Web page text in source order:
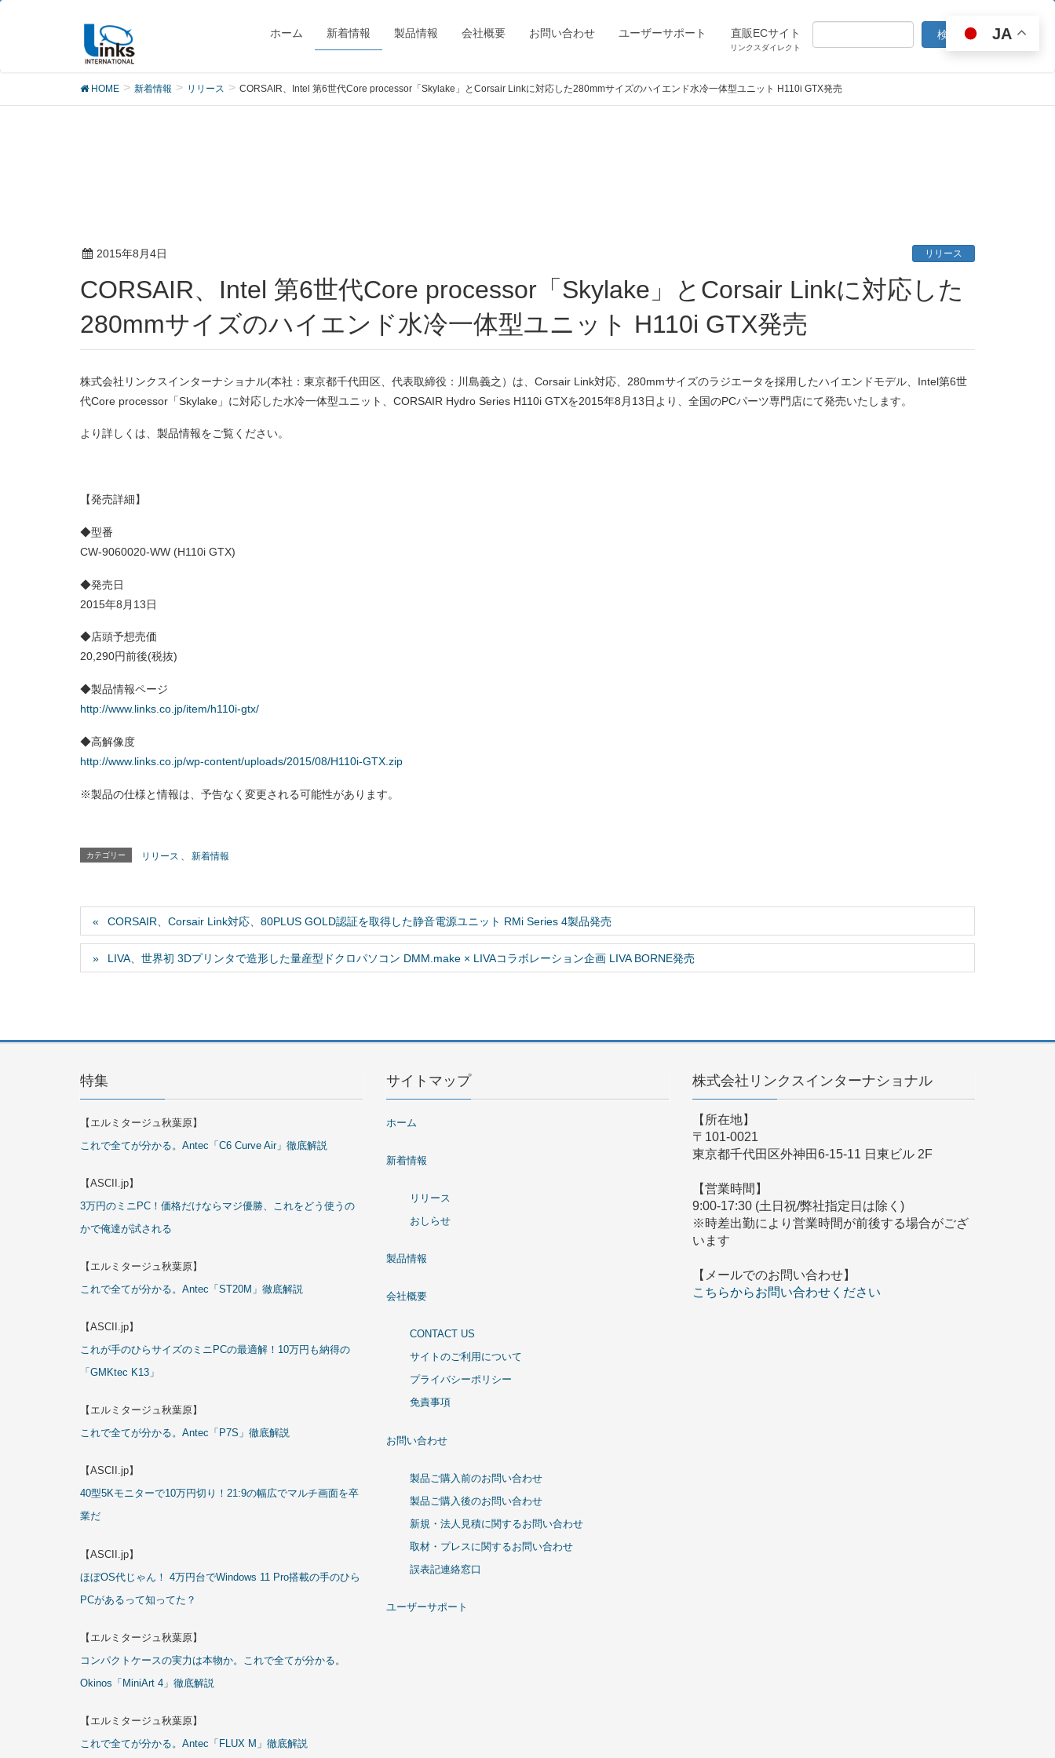
ホーム 新着情報 製品情報 会社概要 お問い合わせ ユーザーサポート 直販ECサイト
リンクスダイレクト
リリース
HOME 新着情報 リリース CORSAIR、Intel 第6世代Core processor「Skylake」とCorsair Linkに対応した280mmサイズのハイエンド水冷一体型ユニット H110i GTX発売
2015年8月4日 リリース
CORSAIR、Intel 第6世代Core processor「Skylake」とCorsair Linkに対応した
280mmサイズのハイエンド水冷一体型ユニット H110i GTX発売
株式会社リンクスインターナショナル(本社：東京都千代田区、代表取締役：川島義之）は、Corsair Link対応、280mmサイズのラジエータを採用したハイエンドモデル、Intel第6世
代Core processor「Skylake」に対応した水冷一体型ユニット、CORSAIR Hydro Series H110i GTXを2015年8月13日より、全国のPCパーツ専門店にて発売いたします。
より詳しくは、製品情報をご覧ください。
【発売詳細】
◆型番
CW-9060020-WW (H110i GTX)
◆発売日
2015年8月13日
◆店頭予想売価
20,290円前後(税抜)
◆製品情報ページ
http://www.links.co.jp/item/h110i-gtx/
◆高解像度
http://www.links.co.jp/wp-content/uploads/2015/08/H110i-GTX.zip
※製品の仕様と情報は、予告なく変更される可能性があります。
カテゴリー リリース 新着情報
CORSAIR、Corsair Link対応、80PLUS GOLD認証を取得した静音電源ユニット RMi Series 4製品発売
LIVA、世界初 3Dプリンタで造形した量産型ドクロパソコン DMM.make × LIVAコラボレーション企画 LIVA BORNE発売
特集
【エルミタージュ秋葉原】
これで全てが分かる。Antec「C6 Curve Air」徹底解説
【ASCII.jp】
3万円のミニPC！価格だけならマジ優勝、これをどう使うの
かで俺達が試される
【エルミタージュ秋葉原】
これで全てが分かる。Antec「ST20M」徹底解説
【ASCII.jp】
これが手のひらサイズのミニPCの最適解！10万円も納得の
「GMKtec K13」
【エルミタージュ秋葉原】
これで全てが分かる。Antec「P7S」徹底解説
【ASCII.jp】
40型5Kモニターで10万円切り！21:9の幅広でマルチ画面を卒
業だ
【ASCII.jp】
ほぼOS代じゃん！ 4万円台でWindows 11 Pro搭載の手のひら
PCがあるって知ってた？
【エルミタージュ秋葉原】
コンパクトケースの実力は本物か。これで全てが分かる。
Okinos「MiniArt 4」徹底解説
【エルミタージュ秋葉原】
これで全てが分かる。Antec「FLUX M」徹底解説
サイトマップ
ホーム
新着情報
リリース
おしらせ
製品情報
会社概要
CONTACT US
サイトのご利用について
プライバシーポリシー
免責事項
お問い合わせ
製品ご購入前のお問い合わせ
製品ご購入後のお問い合わせ
新規・法人見積に関するお問い合わせ
取材・プレスに関するお問い合わせ
誤表記連絡窓口
ユーザーサポート
株式会社リンクスインターナショナル
【所在地】
〒101-0021
東京都千代田区外神田6-15-11 日東ビル 2F
【営業時間】
9:00-17:30 (土日祝/弊社指定日は除く)
※時差出勤により営業時間が前後する場合がござ
います
【メールでのお問い合わせ】
こちらからお問い合わせください
JA